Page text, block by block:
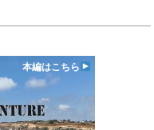
本編はこちら